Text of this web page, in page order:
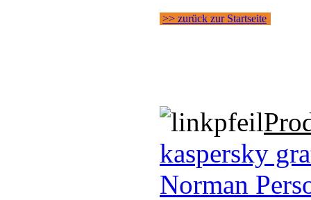
>> zurück zur Startseite
kaspersky
Norman